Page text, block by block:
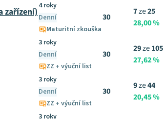
zařízení)
4 roky
Denní
Maturitní zkouška
30
7ze25
28,00 %
3 roky
Denní
ZZ + výuční list
30
29ze105
27,62 %
3 roky
Denní
ZZ + výuční list
30
9ze44
20,45 %
3 roky